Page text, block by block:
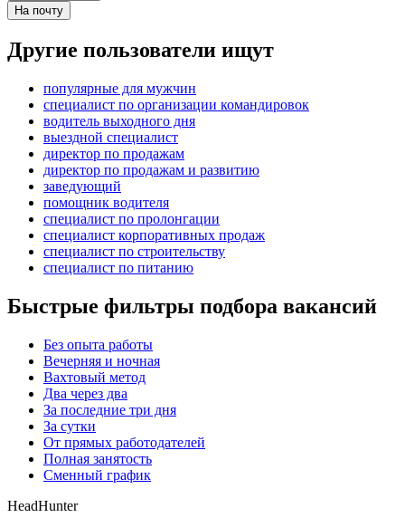
На почту
Другие пользователи ищут
популярные для мужчин
специалист по организации командировок
водитель выходного дня
выездной специалист
директор по продажам
директор по продажам и развитию
заведующий
помощник водителя
специалист по пролонгации
специалист корпоративных продаж
специалист по строительству
специалист по питанию
Быстрые фильтры подбора вакансий
Без опыта работы
Вечерняя и ночная
Вахтовый метод
Два через два
За последние три дня
За сутки
От прямых работодателей
Полная занятость
Сменный график
HeadHunter